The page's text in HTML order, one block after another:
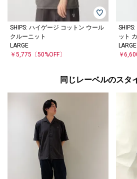
SHIPS: ハイゲージ コットン ウール
クルーニット
LARGE
￥5,775 〔50%OFF〕
ット
LARGE
￥
同じレーベルのスタ